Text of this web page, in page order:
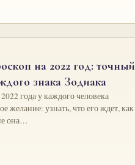
на 2022 год: точный
знака Зодиака
года у каждого человека
желание: узнать, что его ждет, как
она…